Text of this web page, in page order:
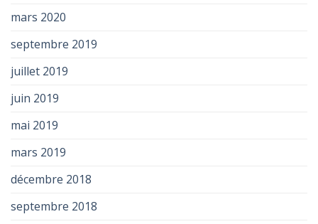
mars 2020
septembre 2019
juillet 2019
juin 2019
mai 2019
mars 2019
décembre 2018
septembre 2018